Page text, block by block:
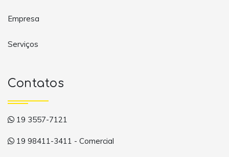
Empresa
Serviços
Contatos
19 3557-7121
19 98411-3411 - Comercial